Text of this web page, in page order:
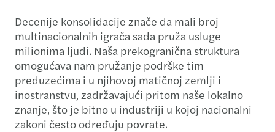
Decenije konsolidacije znače da mali broj
multinacionalnih igrača sada pruža usluge
milionima ljudi. Naša prekogranična struktura
omogućava nam pružanje podrške tim
preduzećima i u njihovoj matičnoj zemlji i
inostranstvu, zadržavajući pritom naše lokalno
znanje, što je bitno u industriji u kojoj nacionalni
zakoni često određuju povrate.